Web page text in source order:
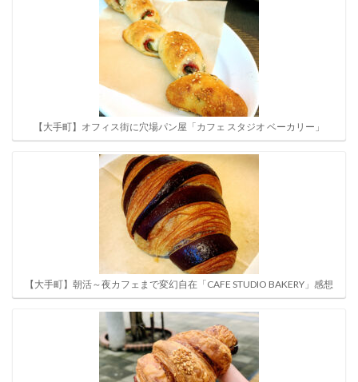
【大手町】オフィス街に穴場パン屋「カフェ スタジオ ベーカリー」
【大手町】朝活～夜カフェまで変幻自在「CAFE STUDIO BAKERY」感想